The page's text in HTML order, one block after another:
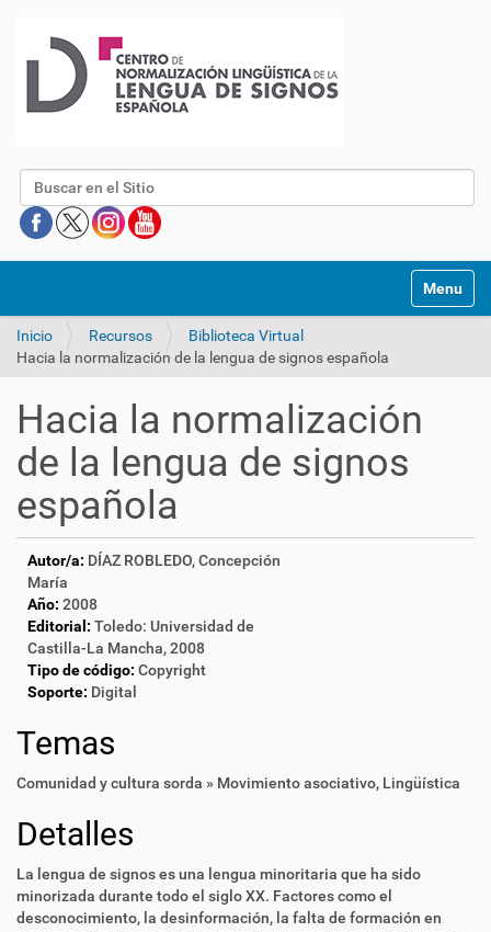
Buscar
Mostrar/
Inicio Recursos
Biblioteca Virtual
Hacia la normalización de la lengua de signos española
Hacia la normalización
de la lengua de signos
española
Autor/a: DÍAZ ROBLEDO, Concepción
María
Año: 2008
Editorial: Toledo: Universidad de
Castilla-La Mancha, 2008
Tipo de código: Copyright
Soporte: Digital
Temas
Comunidad y cultura sorda » Movimiento asociativo, Lingüística
Detalles
La lengua de signos es una lengua minoritaria que ha sido
minorizada durante todo el siglo XX. Factores como el
desconocimiento, la desinformación, la falta de formación en